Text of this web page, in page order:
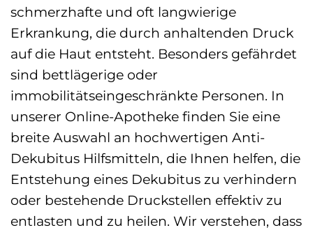
schmerzhafte und oft langwierige
Erkrankung, die durch anhaltenden Druck
auf die Haut entsteht. Besonders gefährdet
sind bettlägerige oder
immobilitätseingeschränkte Personen. In
unserer Online-Apotheke finden Sie eine
breite Auswahl an hochwertigen Anti-
Dekubitus Hilfsmitteln, die Ihnen helfen, die
Entstehung eines Dekubitus zu verhindern
oder bestehende Druckstellen effektiv zu
entlasten und zu heilen. Wir verstehen, dass